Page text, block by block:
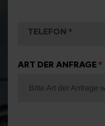
TELEFON
ART DER ANFRAGE
Bitte Art der Anfrage